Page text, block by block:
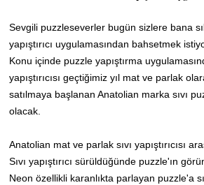
Sevgili puzzleseverler bugün sizlere bana
yapıştırıcı uygulamasından bahsetmek
Konu içinde puzzle yapıştırma
yapıştırıcısı geçtiğimiz yıl mat ve parlak
satılmaya başlanan Anatolian marka sıvı
olacak.
Anatolian mat ve parlak sıvı yapıştırıcısı
Sıvı yapıştırıcı sürüldüğünde puzzle'ın
Neon özellikli karanlıkta parlayan puzzle'a